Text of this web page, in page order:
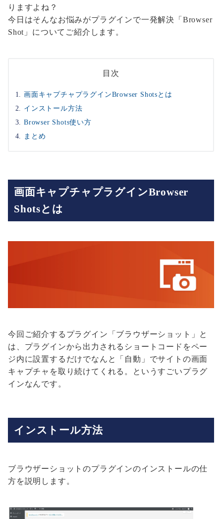
りますよね？
今日はそんなお悩みがプラグインで一発解決「Browser
Shot」についてご紹介します。
目次
画面キャプチャプラグインBrowser Shotsとは
インストール方法
Browser Shots使い方
まとめ
画面キャプチャプラグインBrowser
Shotsとは
今回ご紹介するプラグイン「ブラウザーショット」と
は、プラグインから出力されるショートコードをペー
ジ内に設置するだけでなんと「自動」でサイトの画面
キャプチャを取り続けてくれる。というすごいプラグ
インなんです。
インストール方法
ブラウザーショットのプラグインのインストールの仕
方を説明します。